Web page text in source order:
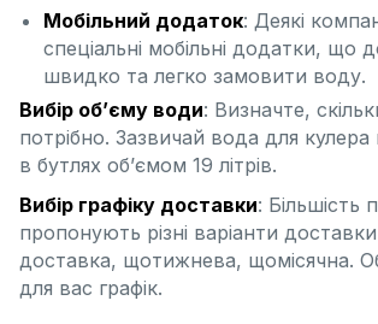
Мобільний додаток: Деякі
спеціальні мобільні додатки, що
швидко та легко замовити воду.
Вибір об’єму води: Визначте,
потрібно. Зазвичай вода для кулера
в бутлях об’ємом 19 літрів.
Вибір графіку доставки: Більшість
пропонують різні варіанти
доставка, щотижнева, щомісячна.
для вас графік.